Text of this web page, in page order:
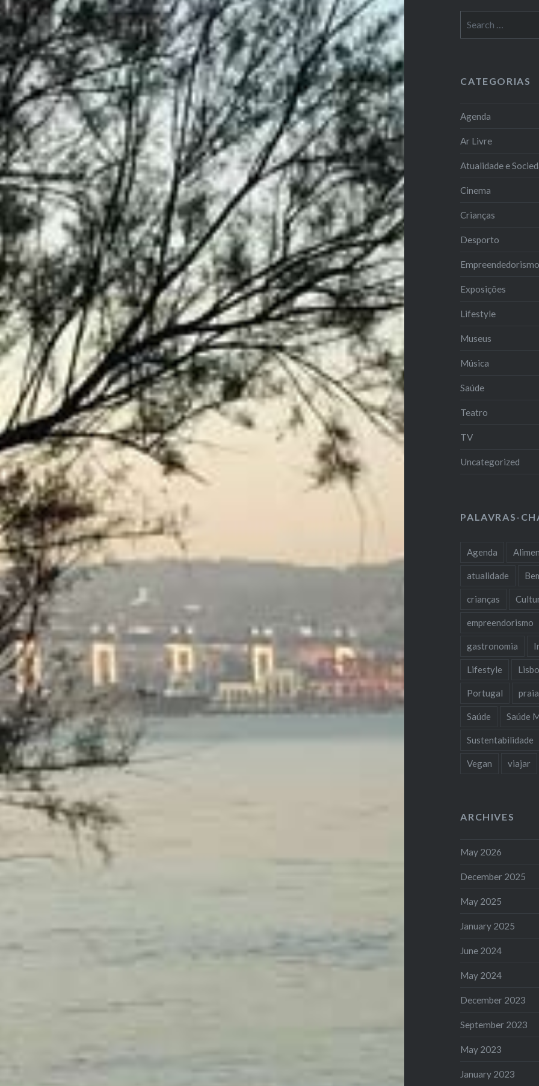
CATEGORIAS
Agenda
Ar Livre
Atualidade e
Cinema
Crianças
Desporto
Exposições
Lifestyle
Museus
Música
Saúde
Teatro
TV
Uncategorized
PALAVRAS-
Agenda
atualidade
crianças
empreendorismo
gastronomia
Lifestyle
Portugal praia
Saúde Saúde
Sustentabilidade
Vegan viajar
ARCHIVES
May 2026
December 2025
May 2025
January 2025
June 2024
May 2024
December 2023
September 2023
May 2023
January 2023